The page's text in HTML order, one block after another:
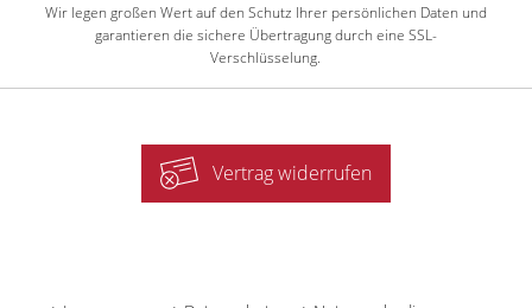
Wir legen großen Wert auf den Schutz Ihrer persönlichen Daten und
garantieren die sichere Übertragung durch eine SSL-
Verschlüsselung.
Vertrag widerrufen